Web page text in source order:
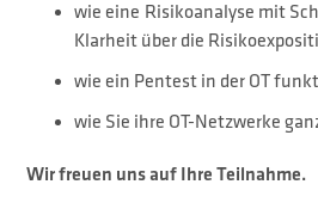
wie eine Risikoanalyse mit
Klarheit über die
wie ein Pentest in der OT
wie Sie ihre OT-Netzwerke
Wir freuen uns auf Ihre Teilnahme.